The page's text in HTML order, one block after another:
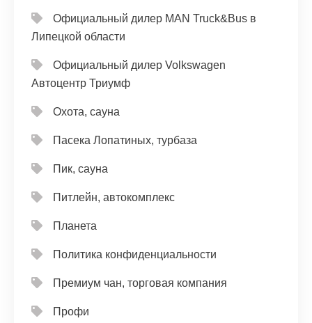
Официальный дилер MAN Truck&Bus в
Липецкой области
Официальный дилер Volkswagen
Автоцентр Триумф
Охота, сауна
Пасека Лопатиных, турбаза
Пик, сауна
Питлейн, автокомплекс
Планета
Политика конфиденциальности
Премиум чан, торговая компания
Профи